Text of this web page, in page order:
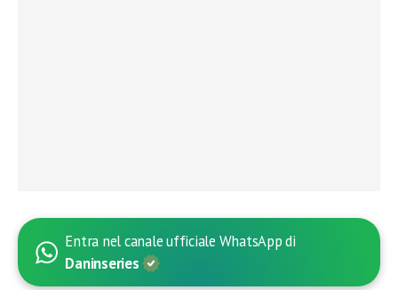
Entra nel canale ufficiale WhatsApp di
Daninseries